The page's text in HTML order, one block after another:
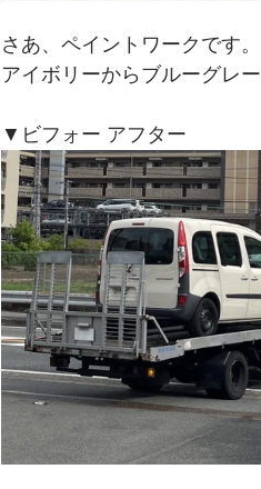
さあ、ペイントワークです。
アイボリーからブルーグレ
▼ビフォー アフター